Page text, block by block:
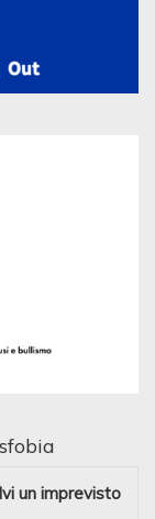
un imprevisto